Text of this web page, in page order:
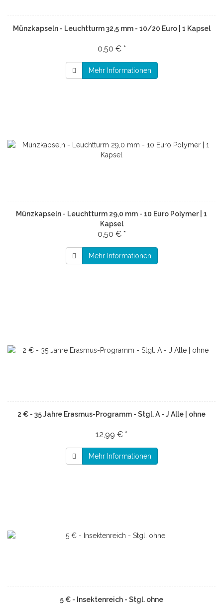
Münzkapseln - Leuchtturm 32,5 mm - 10/20 Euro | 1 Kapsel
0,50 € *
Mehr Informationen
Münzkapseln - Leuchtturm 29,0 mm - 10 Euro Polymer | 1
Kapsel
0,50 € *
Mehr Informationen
2 € - 35 Jahre Erasmus-Programm - Stgl. A - J Alle | ohne
12,99 € *
Mehr Informationen
5 € - Insektenreich - Stgl. ohne